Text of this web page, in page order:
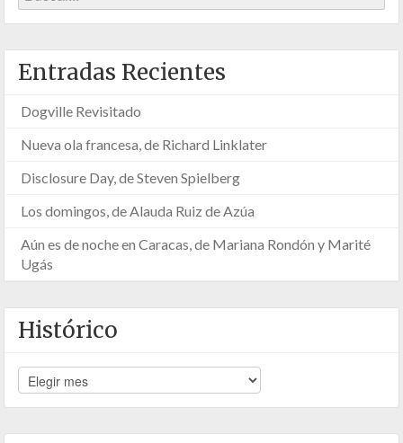
Entradas Recientes
Dogville Revisitado
Nueva ola francesa, de Richard Linklater
Disclosure Day, de Steven Spielberg
Los domingos, de Alauda Ruiz de Azúa
Aún es de noche en Caracas, de Mariana Rondón y Marité
Ugás
Histórico